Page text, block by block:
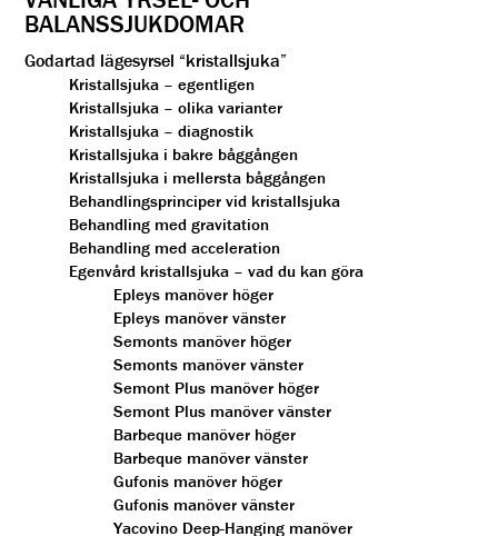
BALANSSJUKDOMAR
Godartad lägesyrsel “kristallsjuka”
Kristallsjuka – egentligen
Kristallsjuka – olika varianter
Kristallsjuka – diagnostik
Kristallsjuka i bakre båggången
Kristallsjuka i mellersta båggången
Behandlingsprinciper vid kristallsjuka
Behandling med gravitation
Behandling med acceleration
Egenvård kristallsjuka – vad du kan göra
Epleys manöver höger
Epleys manöver vänster
Semonts manöver höger
Semonts manöver vänster
Semont Plus manöver höger
Semont Plus manöver vänster
Barbeque manöver höger
Barbeque manöver vänster
Gufonis manöver höger
Gufonis manöver vänster
Yacovino Deep-Hanging manöver